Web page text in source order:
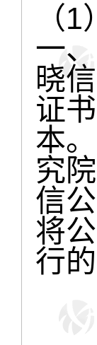
（
一
晓
证
本
究
信
将
行